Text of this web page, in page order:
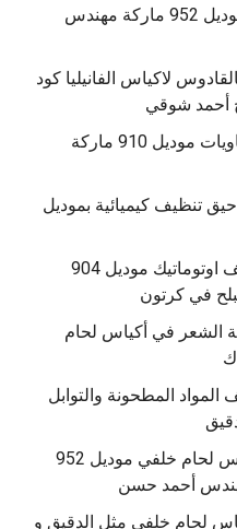
جرام ل 250 جرام نظام أوجر موديل 952 ماركة مهندس
لاكياس الفانيليا كود
مكنة خلاط بودر لشركات الكيماويات موديل 910 ماركة
تنظيف كيميائية بموديل
‫ماكينه تعبئه حبوب وحبيبات نصف اوتوماتيك موديل 904
الشعر في أكياس لحام
المواد المطحونة والتوابل
‫شرح ماكينة تعبئة تمر هندي بكيس لحام خلفي موديل 952
لحام خلفي مثل الدقيق و